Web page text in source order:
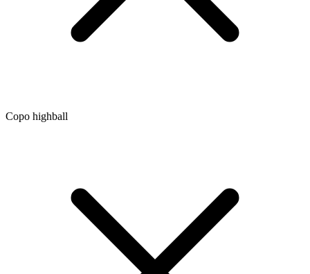
Copo highball